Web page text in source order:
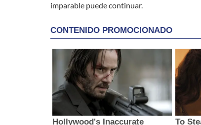
imparable puede continuar.